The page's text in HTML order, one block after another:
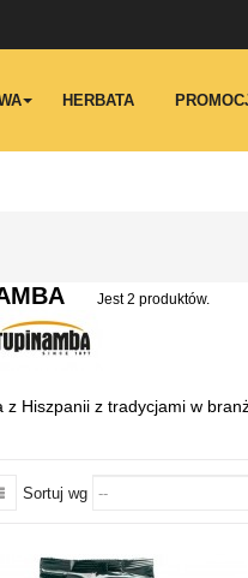
HERBATA
Jest 2 produktów.
z Hiszpanii z tradycjami w
Sortuj wg